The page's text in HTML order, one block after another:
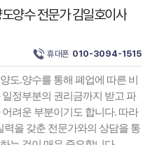
양수 전문가 김일호이사
휴대폰 010-3094-1515
도.양수를 통해 폐업에 따른 비
정부분의 권리금까지 받고 파
려운 부분이기도 합니다. 따라
을 갖춘 전문가와의 상담을 통